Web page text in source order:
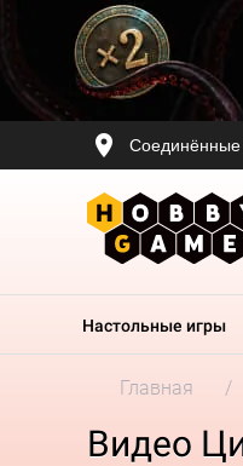
Настольные игры
Главная
Видео